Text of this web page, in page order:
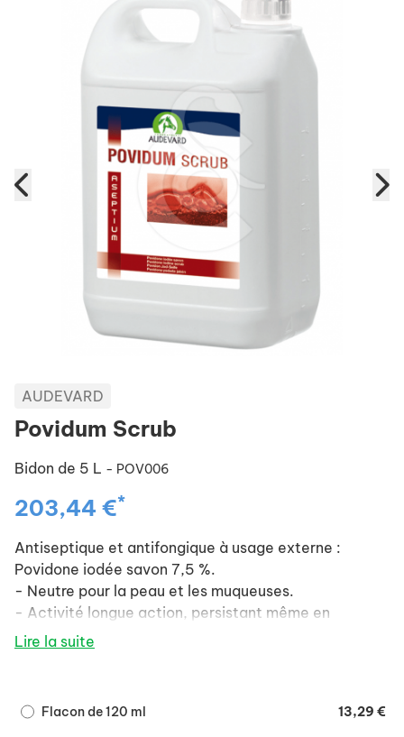
AUDEVARD
Povidum Scrub
Bidon de 5 L - POV006
203,44 €*
Antiseptique et antifongique à usage externe :
Povidone iodée savon 7,5 %.
- Neutre pour la peau et les muqueuses.
- Activité longue action, persistant même en
présence de matière biologique.
Lire la suite
Flacon de 120 ml 13,29 €